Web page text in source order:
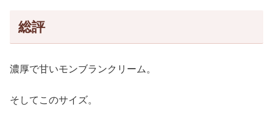
総評
濃厚で甘いモンブランクリーム。
そしてこのサイズ。